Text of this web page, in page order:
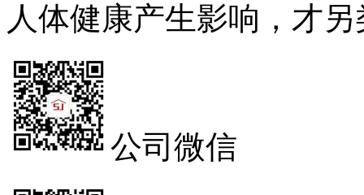
人体健康产生影响，才
公司微信